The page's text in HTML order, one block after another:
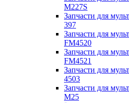
M227S
Запчасти для
397
Запчасти для
FM4520
Запчасти для
FM4521
Запчасти для
4503
Запчасти для
M25